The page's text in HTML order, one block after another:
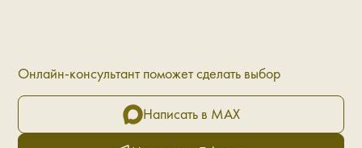
Онлайн-консультант поможет сделать выбор
Написать в MAX